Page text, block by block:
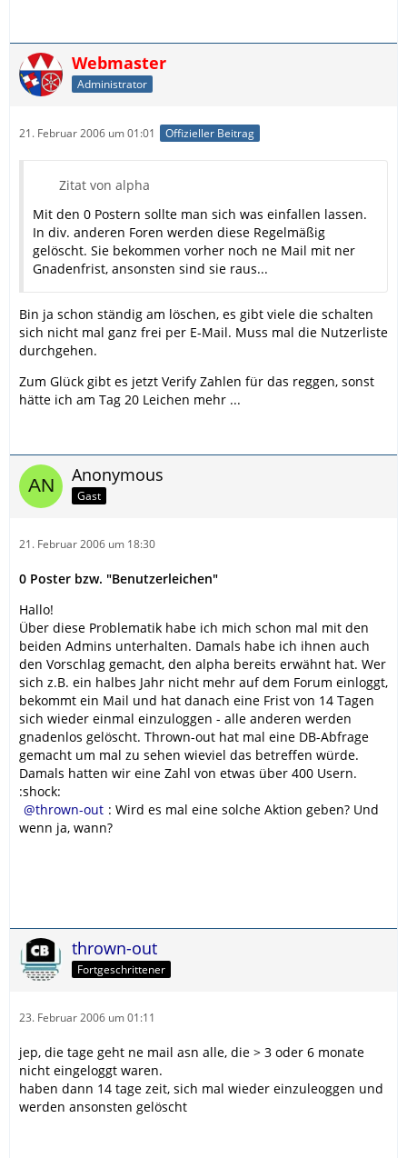
Webmaster
Administrator
21. Februar 2006 um 01:01 Offizieller Beitrag
Zitat von alpha
Mit den 0 Postern sollte man sich was einfallen lassen.
In div. anderen Foren werden diese Regelmäßig
gelöscht. Sie bekommen vorher noch ne Mail mit ner
Gnadenfrist, ansonsten sind sie raus...
Bin ja schon ständig am löschen, es gibt viele die schalten
sich nicht mal ganz frei per E-Mail. Muss mal die Nutzerliste
durchgehen.
Zum Glück gibt es jetzt Verify Zahlen für das reggen, sonst
hätte ich am Tag 20 Leichen mehr ...
Anonymous
Gast
21. Februar 2006 um 18:30
0 Poster bzw. "Benutzerleichen"
Hallo!
Über diese Problematik habe ich mich schon mal mit den
beiden Admins unterhalten. Damals habe ich ihnen auch
den Vorschlag gemacht, den alpha bereits erwähnt hat. Wer
sich z.B. ein halbes Jahr nicht mehr auf dem Forum einloggt,
bekommt ein Mail und hat danach eine Frist von 14 Tagen
sich wieder einmal einzuloggen - alle anderen werden
gnadenlos gelöscht. Thrown-out hat mal eine DB-Abfrage
gemacht um mal zu sehen wieviel das betreffen würde.
Damals hatten wir eine Zahl von etwas über 400 Usern.
:shock:
thrown-out : Wird es mal eine solche Aktion geben? Und
wenn ja, wann?
thrown-out
Fortgeschrittener
23. Februar 2006 um 01:11
jep, die tage geht ne mail asn alle, die > 3 oder 6 monate
nicht eingeloggt waren.
haben dann 14 tage zeit, sich mal wieder einzuleoggen und
werden ansonsten gelöscht